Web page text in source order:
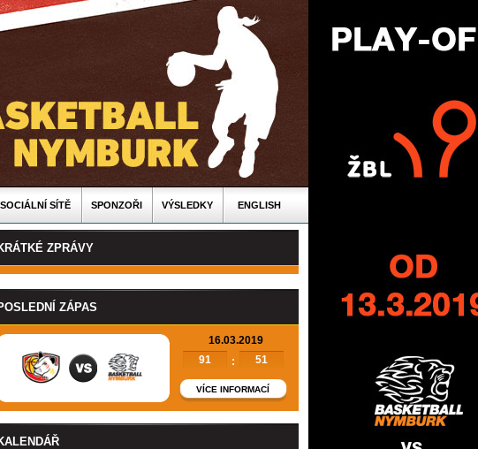
SÍTĚ SPONZOŘI VÝSLEDKY ENGLISH
ZPRÁVY
ZÁPAS
16.03.2019
91
: 51
VÍCE INFORMACÍ